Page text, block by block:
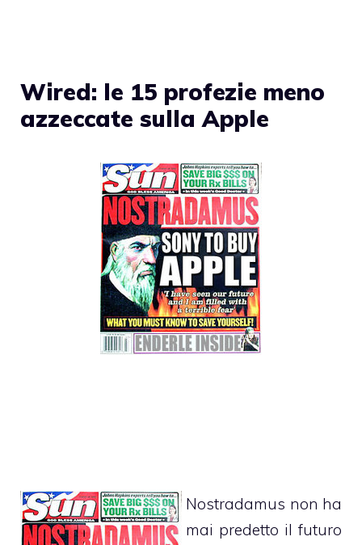
Wired: le 15 profezie meno
azzeccate sulla Apple
Nostradamus non ha
mai predetto il futuro